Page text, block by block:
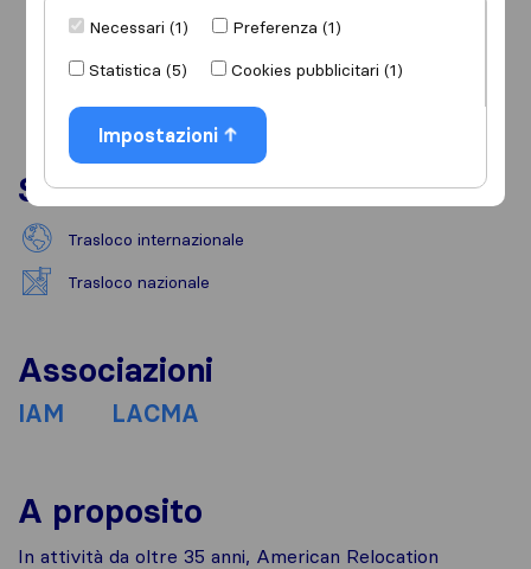
Informazioni Recensioni
Servizi
Trasloco internazionale
Trasloco nazionale
Associazioni
IAM LACMA
A proposito
In attività da oltre 35 anni, American Relocation
Necessari (1)
Preferenza (1)
Statistica (5)
Cookies pubblicitari (1)
Impostazioni